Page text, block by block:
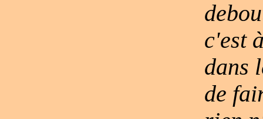
c'est
dans
de